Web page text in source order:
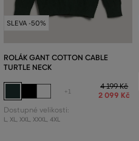
SLEVA -50%
ROLÁK GANT COTTON CABLE
TURTLE NECK
+1
4 199 Kč
2 099 Kč
Dostupné velikosti:
L, XL, XXL, XXXL, 4XL